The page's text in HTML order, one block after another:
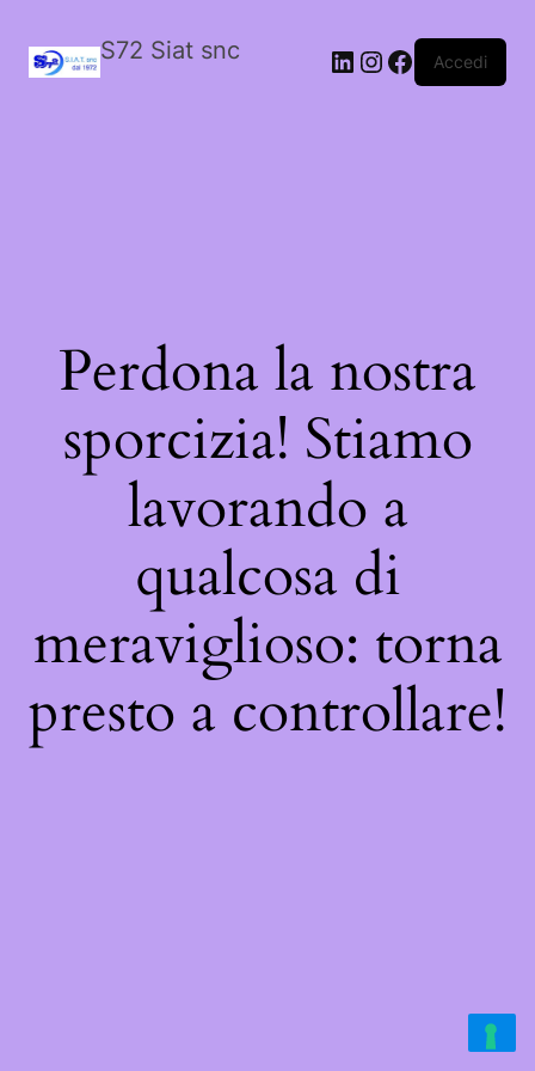
S72 Siat snc LinkedIn
Instagram
Facebook
Accedi
Perdona la nostra
sporcizia! Stiamo
lavorando a
qualcosa di
meraviglioso: torna
presto a controllare!